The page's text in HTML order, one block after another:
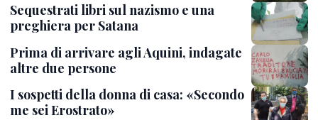
Sequestrati libri sul nazismo e una
preghiera per Satana
Prima di arrivare agli Aquini, indagate
altre due persone
I sospetti della donna di casa: «Secondo
me sei Erostrato»